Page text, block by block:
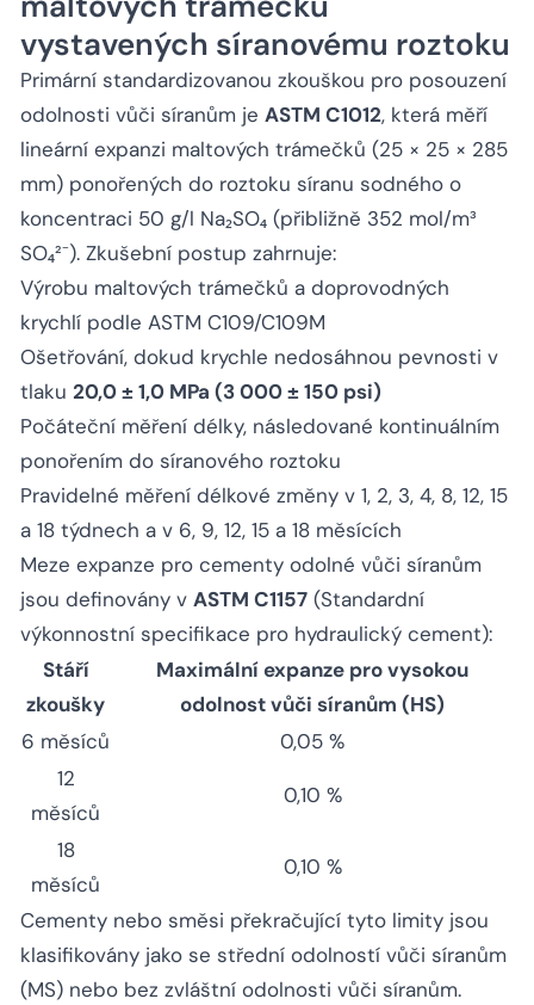
vystavených síranovému roztoku
Primární standardizovanou zkouškou pro posouzení
odolnosti vůči síranům je ASTM C1012, která měří
lineární expanzi maltových trámečků (25 × 25 × 285
mm) ponořených do roztoku síranu sodného o
koncentraci 50 g/l Na₂SO₄ (přibližně 352 mol/m³
SO₄²⁻). Zkušební postup zahrnuje:
Výrobu maltových trámečků a doprovodných
krychlí podle ASTM C109/C109M
Ošetřování, dokud krychle nedosáhnou pevnosti v
tlaku 20,0 ± 1,0 MPa (3 000 ± 150 psi)
Počáteční měření délky, následované kontinuálním
ponořením do síranového roztoku
Pravidelné měření délkové změny v 1, 2, 3, 4, 8, 12, 15
a 18 týdnech a v 6, 9, 12, 15 a 18 měsících
Meze expanze pro cementy odolné vůči síranům
jsou definovány v ASTM C1157 (Standardní
výkonnostní specifikace pro hydraulický cement):
Stáří
zkoušky
Maximální expanze pro vysokou
odolnost vůči síranům (HS)
6 měsíců
0,05 %
12
měsíců
0,10 %
18
měsíců
0,10 %
Cementy nebo směsi překračující tyto limity jsou
klasifikovány jako se střední odolností vůči síranům
(MS) nebo bez zvláštní odolnosti vůči síranům.